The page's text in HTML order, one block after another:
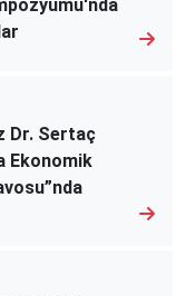
Dr. Sertaç
Ekonomik